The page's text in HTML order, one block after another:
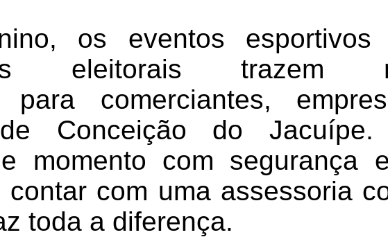
os eventos
eleitorais trazem
para comerciantes,
Conceição do Jacuípe.
momento com segurança
contar com uma assessoria
toda a diferença.